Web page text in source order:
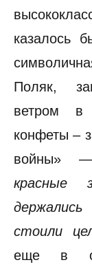
казалось
Поляк,
ветром в
конфеты –
красные
стоили
еще в